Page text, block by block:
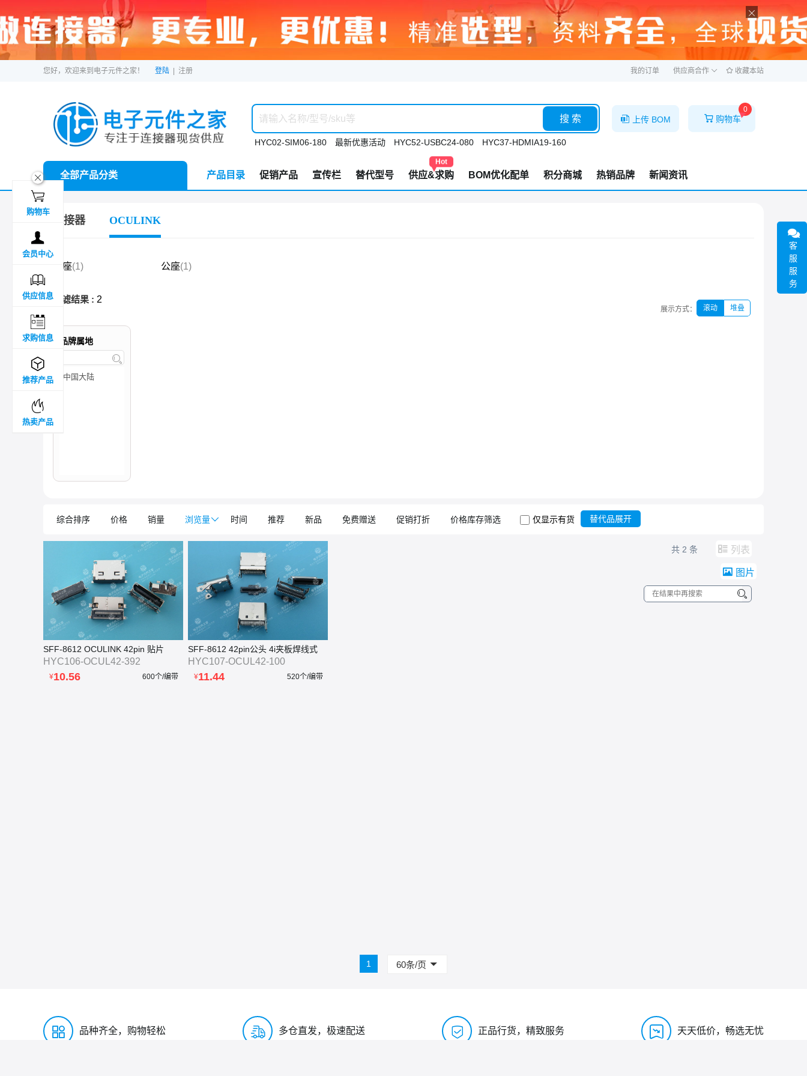
ဆ
您好，欢迎来到电子元件之家！ 登陆 注册 我的订单 供应商合作 收藏本站
HYC02-SIM06-180 最新优惠活动 HYC52-USBC24-080 HYC37-HDMIA19-160
搜 索 上传 BOM
0
购物车
全部产品分类 产品目录 促销产品 宣传栏 替代型号
Hot
供应&求购 BOM优化配单 积分商城 热销品牌 新闻资讯
连接器 OCULINK
母座(1) 公座(1)
过滤结果 : 2
展示方式： 滚动 堆叠
品牌属地

综合排序 价格 销量 浏览量 时间 推荐 新品 免费赠送 促销打折 价格库存筛选 仅显示有货 替代品展开
共 2 条 列表
图片

SFF-8612 OCULINK 42pin 贴片
HYC106-OCUL42-392
¥10.56 600个/编带
SFF-8612 42pin公头 4i夹板焊线式
HYC107-OCUL42-100
¥11.44 520个/编带
1 60条/页 
ဆ

购物车

会员中心

供应信息

求购信息

推荐产品

热卖产品
客
服
服
务
品种齐全，购物轻松 多仓直发，极速配送 正品行货，精致服务 天天低价，畅选无忧